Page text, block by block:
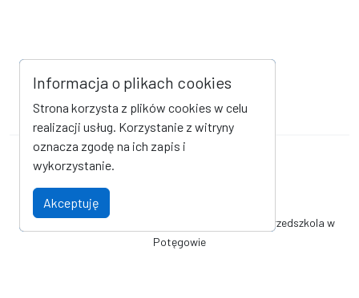
Oficjalna strona internetowa Gminnego Żłobeka i Przedszkola w
Potęgowie
Informacja o plikach cookies
Strona korzysta z plików cookies w celu
realizacji usług. Korzystanie z witryny
oznacza zgodę na ich zapis i
wykorzystanie.
Akceptuję